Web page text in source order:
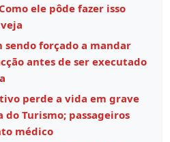
ele pôde fazer isso
sendo forçado a mandar
antes de ser executado
perde a vida em grave
Turismo; passageiros
médico